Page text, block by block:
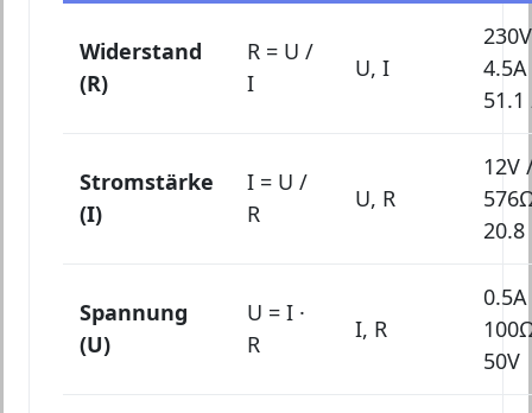
Widerstand
(R)
R = U /
I
U, I
4.5A
Stromstärke
(I)
I = U /
R
U, R
12V
20.8
Spannung
(U)
U = I ·
R
I, R
0.5A
50V